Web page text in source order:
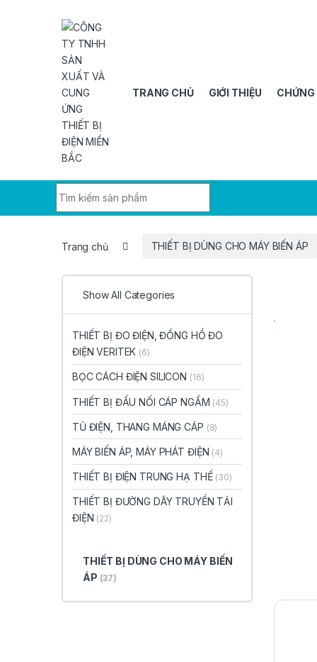
TRANG CHỦ GIỚI THIỆU CHỨNG
Trang chủ THIẾT BỊ DÙNG CHO MÁY BIẾN ÁP
Show All Categories
THIẾT BỊ ĐO ĐIỆN, ĐỒNG HỒ ĐO
ĐIỆN VERITEK (6)
BỌC CÁCH ĐIỆN SILICON (16)
THIẾT BỊ ĐẤU NỐI CÁP NGẦM (45)
TỦ ĐIỆN, THANG MÁNG CÁP (8)
MÁY BIẾN ÁP, MÁY PHÁT ĐIỆN (4)
THIẾT BỊ ĐIỆN TRUNG HẠ THẾ (30)
THIẾT BỊ ĐƯỜNG DÂY TRUYỀN TẢI
ĐIỆN (22)
THIẾT BỊ DÙNG CHO MÁY BIẾN
ÁP (37)